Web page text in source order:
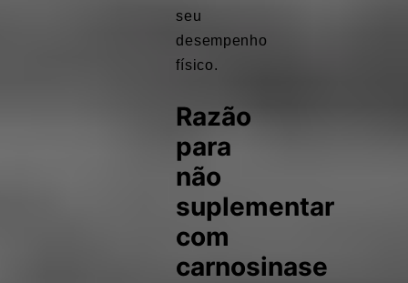
seu
desempenho
físico.
Razão
para
não
suplementar
com
carnosinase